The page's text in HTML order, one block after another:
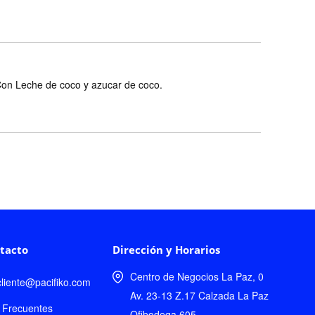
Leche de coco y azucar de coco.
Dirección y Horarios
Centro de Negocios La Paz, 0
Av. 23-13 Z.17 Calzada La Paz